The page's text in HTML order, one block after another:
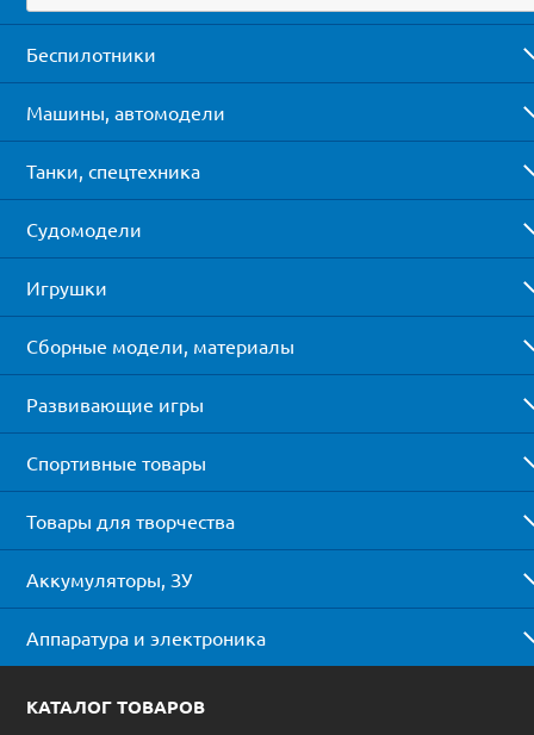
Беспилотники
Машины, автомодели
Танки, спецтехника
Судомодели
Игрушки
Сборные модели, материалы
Развивающие игры
Спортивные товары
Товары для творчества
Аккумуляторы, ЗУ
Аппаратура и электроника
КАТАЛОГ ТОВАРОВ